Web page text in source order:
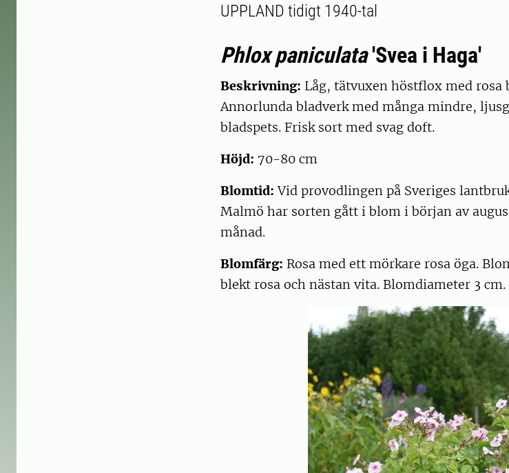
UPPLAND tidigt 1940-tal
Phlox paniculata'Svea i Haga'
Beskrivning: Låg, tätvuxen höstflox med
Annorlunda bladverk med många mindre,
bladspets. Frisk sort med svag doft.
Höjd: 70-80 cm
Blomtid: Vid provodlingen på Sveriges
Malmö har sorten gått i blom i början av
månad.
Blomfärg: Rosa med ett mörkare rosa öga.
blekt rosa och nästan vita. Blomdiameter 3 cm.